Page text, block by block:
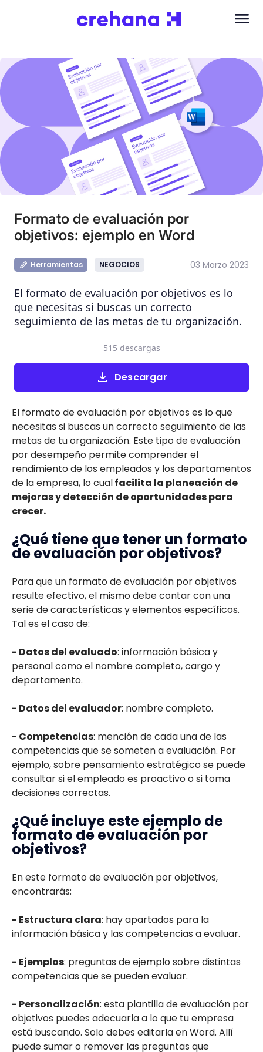
Formato de evaluación por
objetivos: ejemplo en Word
Herramientas NEGOCIOS 03 Marzo 2023
El formato de evaluación por objetivos es lo
que necesitas si buscas un correcto
seguimiento de las metas de tu organización.
Descargar
515 descargas
El formato de evaluación por objetivos es lo que
necesitas si buscas un correcto seguimiento de las
metas de tu organización. Este tipo de evaluación
por desempeño permite comprender el
rendimiento de los empleados y los departamentos
de la empresa, lo cualfacilita la planeación de
mejoras y detección de oportunidades para
crecer.
¿Qué tiene que tener un formato
de evaluación por objetivos?
Para que un formato de evaluación por objetivos
resulte efectivo, el mismo debe contar con una
serie de características y elementos específicos.
Tal es el caso de:
- Datos del evaluado: información básica y
personal como el nombre completo, cargo y
departamento.
- Datos del evaluador: nombre completo.
- Competencias: mención de cada una de las
competencias que se someten a evaluación. Por
ejemplo, sobre pensamiento estratégico se puede
consultar si el empleado es proactivo o si toma
decisiones correctas.
¿Qué incluye este ejemplo de
formato de evaluación por
objetivos?
En este formato de evaluación por objetivos,
encontrarás:
- Estructura clara: hay apartados para la
información básica y las competencias a evaluar.
- Ejemplos: preguntas de ejemplo sobre distintas
competencias que se pueden evaluar.
- Personalización: esta plantilla de evaluación por
objetivos puedes adecuarla a lo que tu empresa
está buscando. Solo debes editarla en Word. Allí
puede sumar o remover las preguntas que